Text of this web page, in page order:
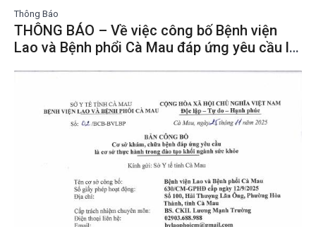
Thông Báo
THÔNG BÁO – Về việc công bố Bệnh viện
Lao và Bệnh phổi Cà Mau đáp ứng yêu cầu là